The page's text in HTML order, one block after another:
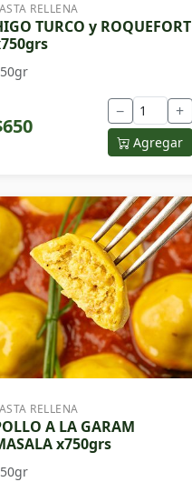
RELLENA
TURCO y ROQUEFORT
− +
Agregar
RELLENA
A LA GARAM
x750grs